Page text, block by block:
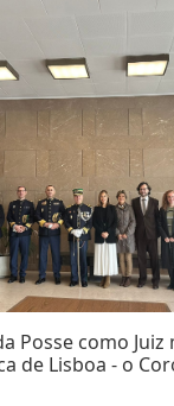
Posse como
de Lisboa - o